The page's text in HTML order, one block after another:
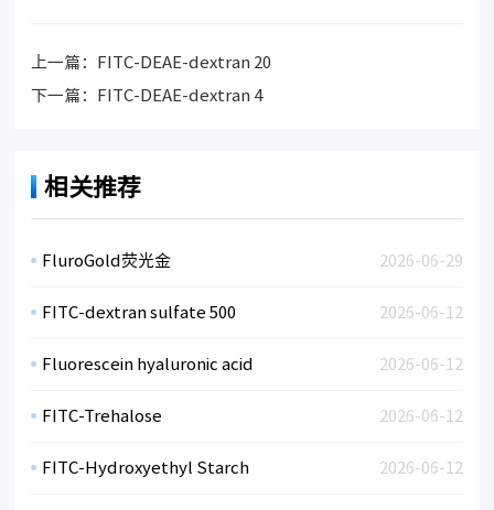
上一篇：
FITC-DEAE-dextran 20
下一篇：
FITC-DEAE-dextran 4
相关推荐
2026-06-29
FluroGold荧光金
2026-06-12
FITC-dextran sulfate 500
2026-06-12
Fluorescein hyaluronic acid
2026-06-12
FITC-Trehalose
2026-06-12
FITC-Hydroxyethyl Starch